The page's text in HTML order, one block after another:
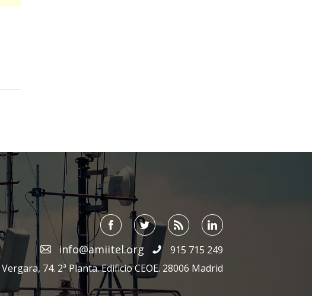
info@amiitel.org
915 715 249
74. 2ª Planta. Edificio CEOE. 28006 Madrid